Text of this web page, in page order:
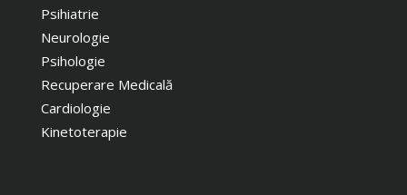
Psihiatrie
Neurologie
Psihologie
Recuperare Medicală
Cardiologie
Kinetoterapie